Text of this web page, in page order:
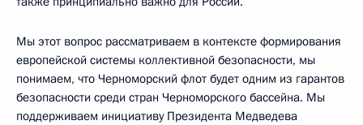
Мы этот вопрос рассматриваем в контексте формирования
европейской системы коллективной безопасности, мы
понимаем, что Черноморский флот будет одним из гарантов
безопасности среди стран Черноморского бассейна. Мы
поддерживаем инициативу Президента Медведева